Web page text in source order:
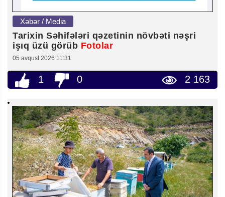
Xəbər / Media
Tarixin Səhifələri qəzetinin növbəti nəşri
işıq üzü görüb Fotolar
05 avqust 2026 11:31
1 0 2 163